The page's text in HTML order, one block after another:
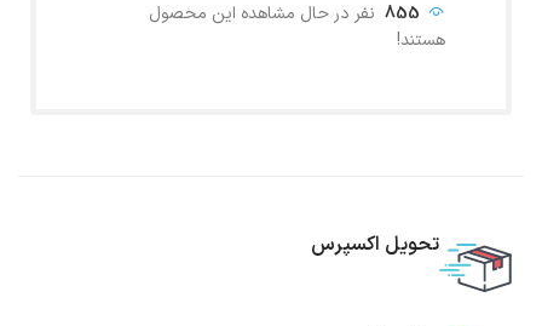
855 نفر در حال مشاهده این محصول
هستند!
تحویل اکسپرس